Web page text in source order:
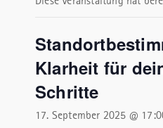
Klarheit für
Schritte
17. September 2025 @